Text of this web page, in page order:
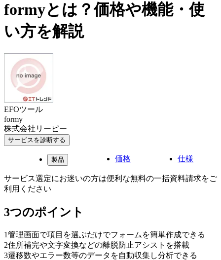
formyとは？価格や機能・使
い方を解説
EFOツール
formy
株式会社リーピー
サービスを診断する
製品 価格 仕様
サービス選定にお迷いの方は便利な無料の一括資料請求をご
利用ください
3つのポイント
1管理画面で項目を選ぶだけでフォームを簡単作成できる
2住所補完や文字変換などの離脱防止アシストを搭載
3遷移数やエラー数等のデータを自動収集し分析できる